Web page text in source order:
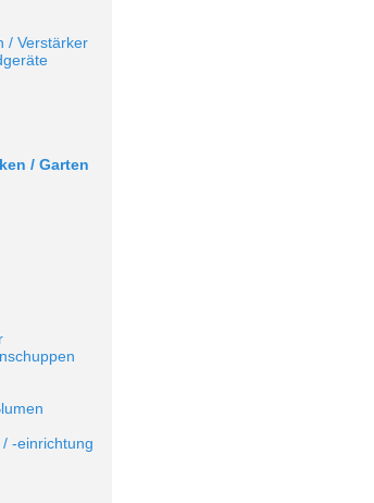
/ Verstärker
/ Garten
-einrichtung